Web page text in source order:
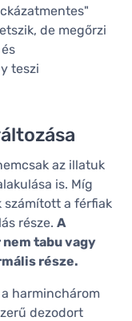
de megőrzi
teszi
az illatuk
is. Míg
számított a férfiak
része. A
tabu vagy
része.
harminchárom
dezodort